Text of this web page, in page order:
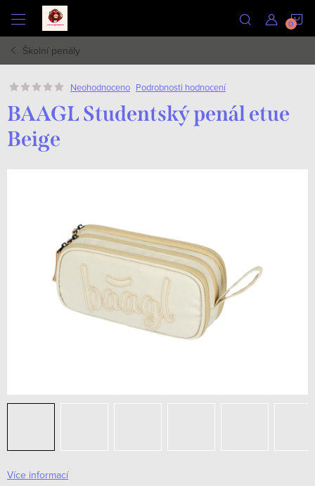
obsah
Školní penály
Neohodnoceno Podrobnosti hodnocení
BAAGL Studentský penál etue
Beige
Více informací